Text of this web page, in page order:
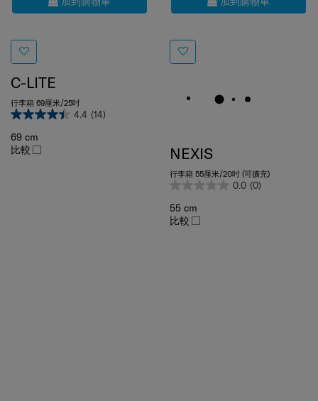
C-LITE
行李箱 69厘米/25吋
4.4
69 cm
比較
行李箱 55厘米/20吋 (可擴充)
0.0 (0)
55 cm
比較